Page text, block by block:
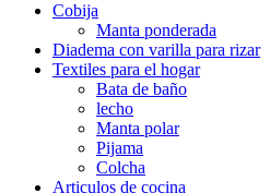
Cobija
Manta ponderada
Diadema con varilla para rizar
Textiles para el hogar
Bata de baño
lecho
Manta polar
Pijama
Colcha
Articulos de cocina